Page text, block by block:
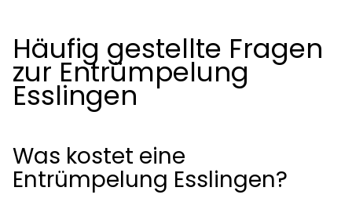
Häufig gestellte Fragen
zur Entrümpelung
Esslingen
Was kostet eine
Entrümpelung Esslingen?